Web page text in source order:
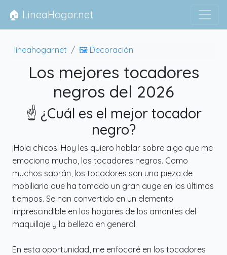
🏠 LineaHogar.net
lineahogar.net 🖼 Decoración
Los mejores tocadores
negros del 2026
☝️ ¿Cuál es el mejor tocador
negro?
¡Hola chicos! Hoy les quiero hablar sobre algo que me
emociona mucho, los tocadores negros. Como
muchos sabrán, los tocadores son una pieza de
mobiliario que ha tomado un gran auge en los últimos
tiempos. Se han convertido en un elemento
imprescindible en los hogares de los amantes del
maquillaje y la belleza en general.
En esta oportunidad, me enfocaré en los tocadores